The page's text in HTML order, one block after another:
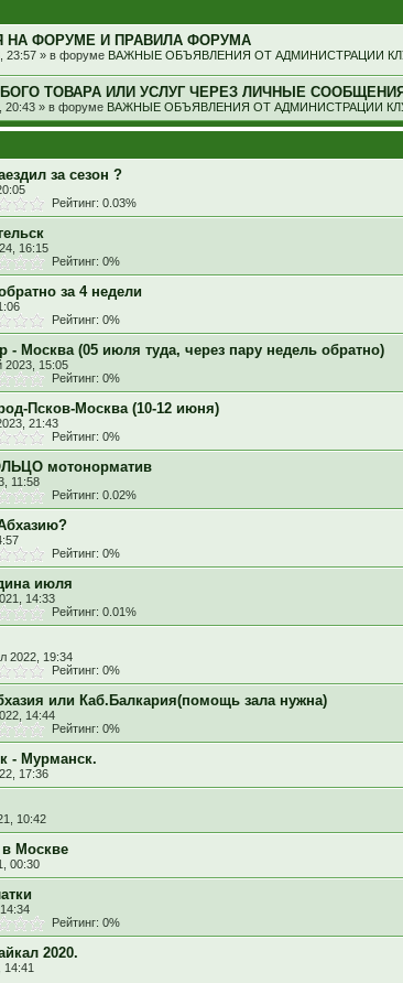
НА ФОРУМЕ И ПРАВИЛА ФОРУМА
23:57 » в форуме ВАЖНЫЕ ОБЪЯВЛЕНИЯ ОТ АДМИНИСТРАЦИИ
ТОВАРА ИЛИ УСЛУГ ЧЕРЕЗ ЛИЧНЫЕ
20:43 » в форуме ВАЖНЫЕ ОБЪЯВЛЕНИЯ ОТ АДМИНИСТРАЦИИ
за сезон ?
Рейтинг: 0.03%
16:15
Рейтинг: 0%
за 4 недели
Рейтинг: 0%
- Москва (05 июля туда, через пару недель обратно)
2023, 15:05
Рейтинг: 0%
Псков-Москва (10-12 июня)
21:43
Рейтинг: 0%
мотонорматив
11:58
Рейтинг: 0.02%
Рейтинг: 0%
июля
14:33
Рейтинг: 0.01%
2022, 19:34
Рейтинг: 0%
или Каб.Балкария(помощь зала нужна)
14:44
Рейтинг: 0%
- Мурманск.
17:36
10:42
в Москве
00:30
Рейтинг: 0%
2020.
14:41